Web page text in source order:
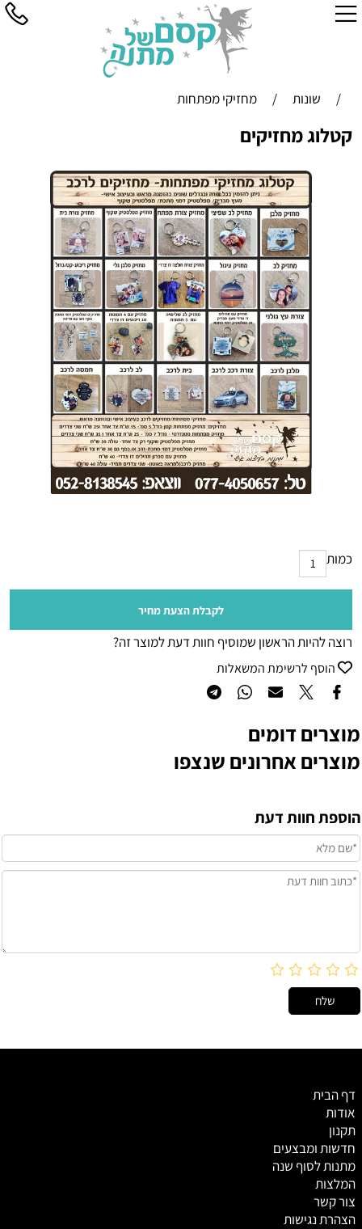
/ שונות / מחזיקי מפתחות
קטלוג מחזיקים
כמות
לקבלת הצעת מחיר
רוצה להיות הראשון שמוסיף חוות דעת למוצר זה?
הוסף לרשימת המשאלות
מוצרים דומים
מוצרים אחרונים שנצפו
הוספת חוות דעת
דף הבית
אודות
תקנון
חדשות ומבצעים
מתנות לסוף שנה
המלצות
צור קשר
הצהרת נגישות